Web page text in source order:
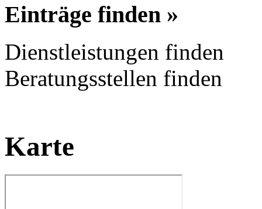
Einträge finden »
Dienstleistungen finden
Beratungsstellen finden
Karte